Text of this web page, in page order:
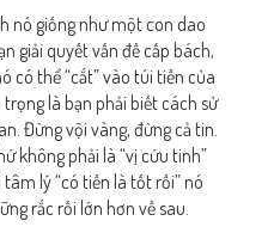
nó giống như một con dao
giải quyết vấn đề cấp bách,
có thể “cắt” vào túi tiền của
là bạn phải biết cách sử
Đừng vội vàng, đừng cả tin.
không phải là “vị cứu tinh”
lý “có tiền là tốt rồi” nó
rắc rối lớn hơn về sau.